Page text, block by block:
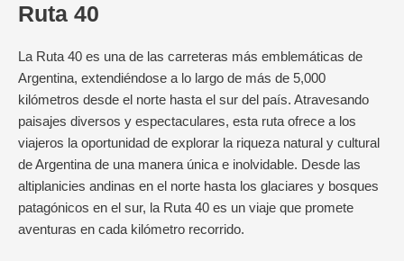
Ruta 40
La Ruta 40 es una de las carreteras más emblemáticas de
Argentina, extendiéndose a lo largo de más de 5,000
kilómetros desde el norte hasta el sur del país. Atravesando
paisajes diversos y espectaculares, esta ruta ofrece a los
viajeros la oportunidad de explorar la riqueza natural y cultural
de Argentina de una manera única e inolvidable. Desde las
altiplanicies andinas en el norte hasta los glaciares y bosques
patagónicos en el sur, la Ruta 40 es un viaje que promete
aventuras en cada kilómetro recorrido.